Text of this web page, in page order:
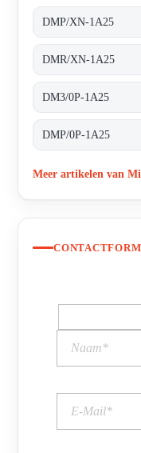
DMP/XN-1A25
DMR/XN-1A25
DM3/0P-1A25
DMP/0P-1A25
Meer artikelen van